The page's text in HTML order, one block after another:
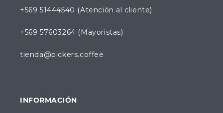
+569 51444540 (Atención al cliente)
+569 57603264 (Mayoristas)
tienda@pickers.coffee
INFORMACIÓN